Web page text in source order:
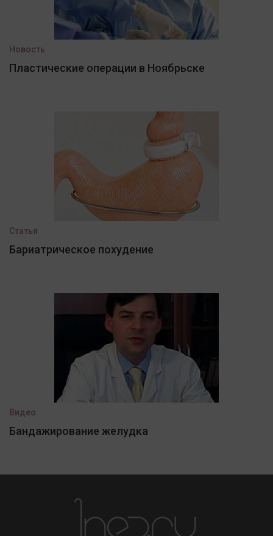
Новость
Пластические операции в Ноябрьске
Статья
Бариатрическое похудение
Видео
Бандажирование желудка